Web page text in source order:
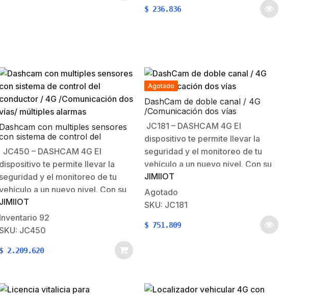
garantizando la visión del
$ 236.836
Dashcam con multiples sensores
sistema de control del
conductor / 4G /Comunicación
dos vías/ múltiples alarmas
JC450 – DASHCAM 4G El
dispositivo te permite llevar la
seguridad y el monitoreo de tu
a un nuevo nivel. Con su
capacidad para agregar hasta
cuatro cámaras de respaldo que te
brinda una visión completa de lo
que sucede dentro y fuera de tu…
JIMIIOT
Inventario 92
JC450
$ 2.209.620
Agotado
DashCam de doble canal / 4G
/Comunicación dos vías
JC181 – DASHCAM 4G El
dispositivo te permite llevar la
seguridad y el monitoreo de tu
vehículo a un nuevo nivel. Con su
capacidad de cámara dual te
brinda una visión completa de lo
que sucede dentro y fuera de tu
Especificaciones: Cámara fontral:
JIMIIOT
Agotado
SKU: JC181
$ 751.809